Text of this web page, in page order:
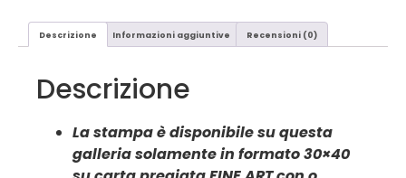
Descrizione Informazioni aggiuntive Recensioni (0)
Descrizione
La stampa è disponibile su questa
galleria solamente in formato 30×40